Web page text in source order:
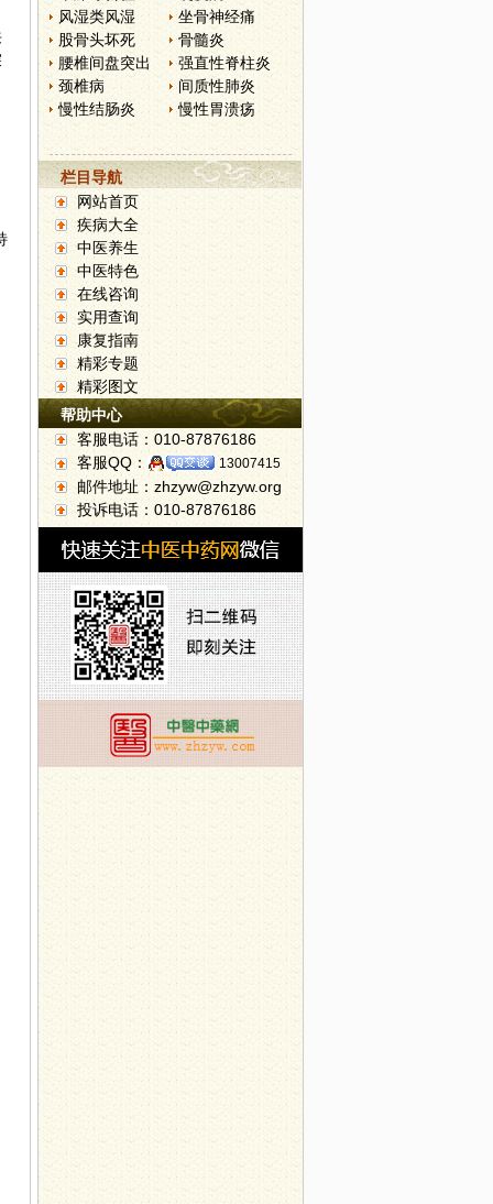
风湿类风湿
坐骨神经痛
股骨头坏死
骨髓炎
腰椎间盘突出
强直性脊柱炎
颈椎病
间质性肺炎
慢性结肠炎
慢性胃溃疡
栏目导航
网站首页
疾病大全
中医养生
中医特色
在线咨询
实用查询
康复指南
精彩专题
精彩图文
帮助中心
客服电话：010-87876186
客服QQ：
13007415
邮件地址：zhzyw@zhzyw.org
投诉电话：010-87876186